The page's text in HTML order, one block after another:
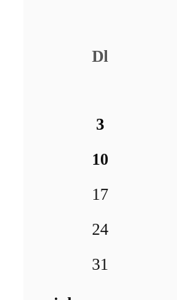
Dl
3
10
17
24
31